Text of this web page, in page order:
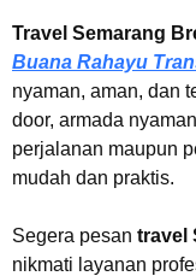
Travel Semarang
Buana Rahayu
nyaman, aman, dan
door, armada
perjalanan maupun
mudah dan praktis.
Segera pesan travel
nikmati layanan